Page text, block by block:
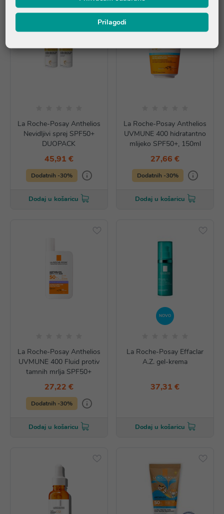
La Roche-Posay Anthelios
Nevidljivi sprej SPF50+
DUOPACK
45,91 €
Dodatnih -30%
Dodaj u košaricu
La Roche-Posay Anthelios
UVMUNE 400 hidratantno
mlijeko SPF50+, 150ml
27,66 €
Dodatnih -30%
Dodaj u košaricu
La Roche-Posay Anthelios
UVMUNE 400 Fluid protiv
tamnih mrlja SPF50+
27,22 €
Dodatnih -30%
Dodaj u košaricu
NOVO
La Roche-Posay Effaclar
A.Z. gel-krema
37,31 €
Dodaj u košaricu
Prilagodi